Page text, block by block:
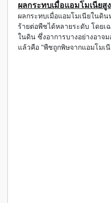
ผลกระทบเมื่อแอมโมเนียสูง
ผลกระทบเมื่อแอมโมเนียในดิ
ร้ายต่อพืชได้หลายระดับ โดยเ
ในดิน ซึ่งอาการบางอย่างอาจ
แล้วคือ "พืชถูกพิษจากแอมโมเนี